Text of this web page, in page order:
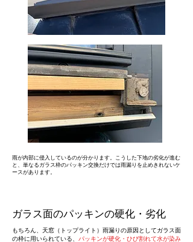
雨が内部に侵入しているのが分かります。こうした下地の劣化が進む
と、単なるガラス枠のパッキン交換だけでは雨漏りを止めきれないケ
ースがあります。
ガラス面のパッキンの硬化・劣化
もちろん、天窓（トップライト）雨漏りの原因としてガラス面
の枠に用いられている、 パッキンが硬化・ひび割れて水が染み